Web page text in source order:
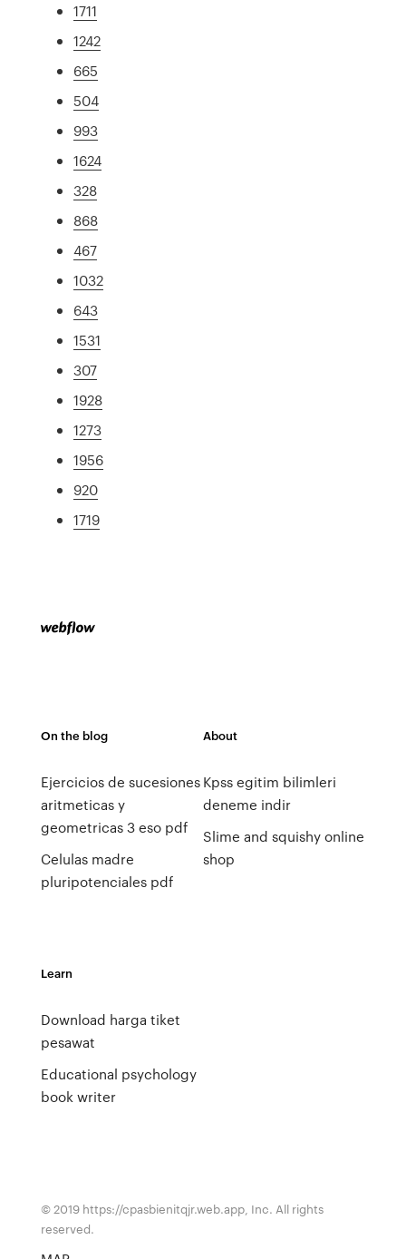
1711
1242
665
504
993
1624
328
868
467
1032
643
1531
307
1928
1273
1956
920
1719
On the blog
Ejercicios de sucesiones
aritmeticas y
geometricas 3 eso pdf
Celulas madre
pluripotenciales pdf
About
Kpss egitim bilimleri
deneme indir
Slime and squishy online
shop
Learn
Download harga tiket
pesawat
Educational psychology
book writer
© 2019 https://cpasbienitqjr.web.app, Inc. All rights
reserved.